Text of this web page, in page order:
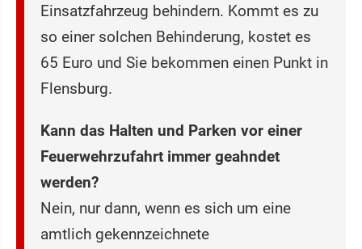
Einsatzfahrzeug behindern. Kommt es zu
so einer solchen Behinderung, kostet es
65 Euro und Sie bekommen einen Punkt in
Flensburg.
Kann das Halten und Parken vor einer
Feuerwehrzufahrt immer geahndet
werden?
Nein, nur dann, wenn es sich um eine
amtlich gekennzeichnete